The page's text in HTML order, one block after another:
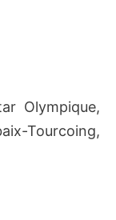
Olympique,
Tourcoing,